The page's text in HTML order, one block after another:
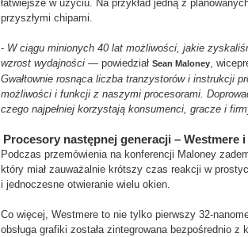
łatwiejsze w użyciu. Na przykład jedną z
przyszłymi chipami.
- W ciągu minionych 40 lat możliwości, jakie
wzrost wydajności — powiedział Sean Maloney,
Gwałtownie rosnąca liczba tranzystorów i instrukcji
możliwości i funkcji z naszymi procesorami.
czego najpełniej korzystają konsumenci, gracze i
Procesory następnej generacji – Westmere
Podczas przemówienia na konferencji Maloney
który miał zauważalnie krótszy czas reakcji w
i jednoczesne otwieranie wielu okien.
Co więcej, Westmere to nie tylko pierwszy 32-
obsługa grafiki została zintegrowana bezpośrednio